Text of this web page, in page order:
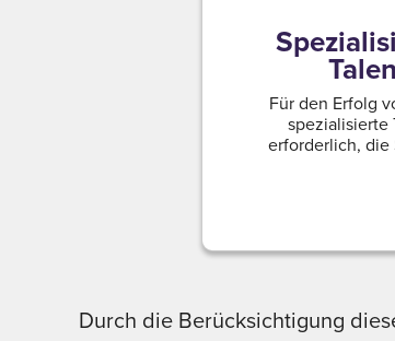
Für den Erfolg
spezialisierte
erforderlich, die
Durch die Berücksichtigung